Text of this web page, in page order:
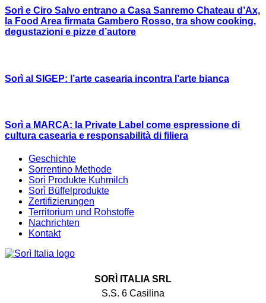
Sorì e Ciro Salvo entrano a Casa Sanremo Chateau d’Ax,
la Food Area firmata Gambero Rosso, tra show cooking,
degustazioni e pizze d’autore
Sorì al SIGEP: l’arte casearia incontra l’arte bianca
Sorì a MARCA: la Private Label come espressione di
cultura casearia e responsabilità di filiera
Geschichte
Sorrentino Methode
Sorì Produkte Kuhmilch
Sorì Büffelprodukte
Zertifizierungen
Territorium und Rohstoffe
Nachrichten
Kontakt
SORÌ ITALIA SRL
S.S. 6 Casilina